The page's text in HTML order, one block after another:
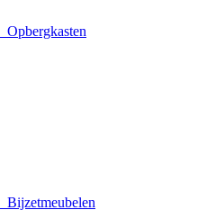
Opbergkasten
Bijzetmeubelen